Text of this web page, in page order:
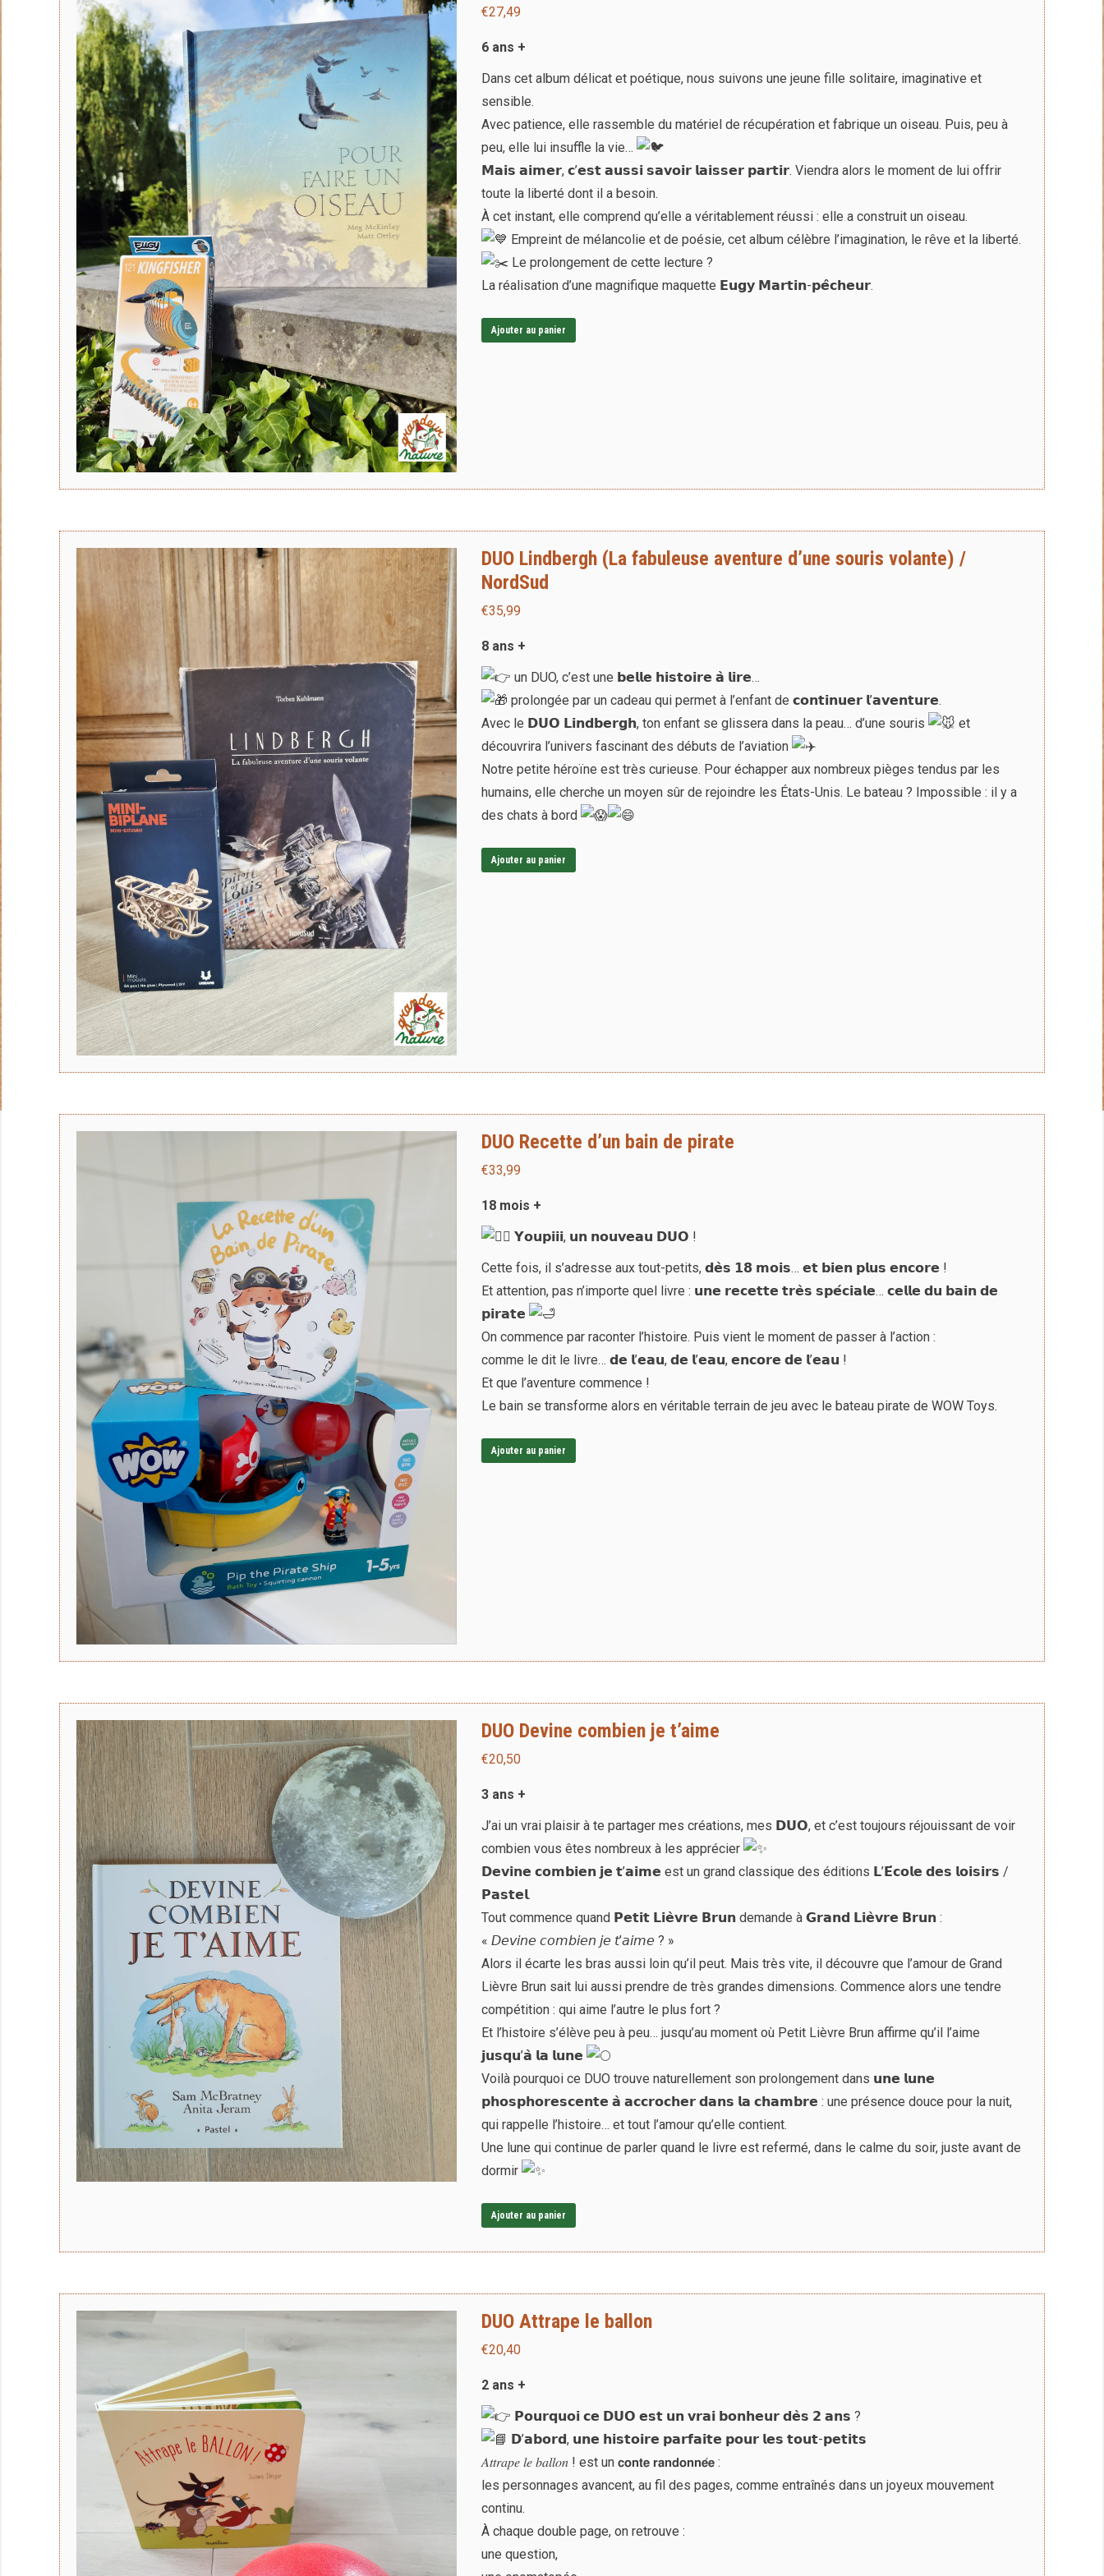
au
plus
ancien
€27,49
6 ans +
Dans cet album délicat et poétique, nous suivons une jeune fille solitaire, imaginative et
sensible.
Avec patience, elle rassemble du matériel de récupération et fabrique un oiseau. Puis, peu à
peu, elle lui insuffle la vie…
𝗠𝗮𝗶𝘀 𝗮𝗶𝗺𝗲𝗿, 𝗰’𝗲𝘀𝘁 𝗮𝘂𝘀𝘀𝗶 𝘀𝗮𝘃𝗼𝗶𝗿 𝗹𝗮𝗶𝘀𝘀𝗲𝗿 𝗽𝗮𝗿𝘁𝗶𝗿. Viendra alors le moment de lui offrir
toute la liberté dont il a besoin.
À cet instant, elle comprend qu’elle a véritablement réussi : elle a construit un oiseau.
Empreint de mélancolie et de poésie, cet album célèbre l’imagination, le rêve et la liberté.
Le prolongement de cette lecture ?
La réalisation d’une magnifique maquette 𝗘𝘂𝗴𝘆 𝗠𝗮𝗿𝘁𝗶𝗻-𝗽𝗲̂𝗰𝗵𝗲𝘂𝗿.
Ajouter au panier
DUO Lindbergh (La fabuleuse aventure d’une souris volante) /
NordSud
€35,99
8 ans +
un DUO, c’est une 𝗯𝗲𝗹𝗹𝗲 𝗵𝗶𝘀𝘁𝗼𝗶𝗿𝗲 𝗮̀ 𝗹𝗶𝗿𝗲…
prolongée par un cadeau qui permet à l’enfant de 𝗰𝗼𝗻𝘁𝗶𝗻𝘂𝗲𝗿 𝗹’𝗮𝘃𝗲𝗻𝘁𝘂𝗿𝗲.
Avec le 𝗗𝗨𝗢 𝗟𝗶𝗻𝗱𝗯𝗲𝗿𝗴𝗵, ton enfant se glissera dans la peau… d’une souris
et
découvrira l’univers fascinant des débuts de l’aviation
Notre petite héroïne est très curieuse. Pour échapper aux nombreux pièges tendus par les
humains, elle cherche un moyen sûr de rejoindre les États-Unis. Le bateau ? Impossible : il y a
des chats à bord
Ajouter au panier
DUO Recette d’un bain de pirate
€33,99
18 mois +
𝗬𝗼𝘂𝗽𝗶𝗶𝗶, 𝘂𝗻 𝗻𝗼𝘂𝘃𝗲𝗮𝘂 𝗗𝗨𝗢 !
Cette fois, il s’adresse aux tout-petits, 𝗱𝗲̀𝘀 𝟭𝟴 𝗺𝗼𝗶𝘀… 𝗲𝘁 𝗯𝗶𝗲𝗻 𝗽𝗹𝘂𝘀 𝗲𝗻𝗰𝗼𝗿𝗲 !
Et attention, pas n’importe quel livre : 𝘂𝗻𝗲 𝗿𝗲𝗰𝗲𝘁𝘁𝗲 𝘁𝗿𝗲̀𝘀 𝘀𝗽𝗲́𝗰𝗶𝗮𝗹𝗲… 𝗰𝗲𝗹𝗹𝗲 𝗱𝘂 𝗯𝗮𝗶𝗻 𝗱𝗲
𝗽𝗶𝗿𝗮𝘁𝗲
On commence par raconter l’histoire. Puis vient le moment de passer à l’action :
comme le dit le livre… 𝗱𝗲 𝗹’𝗲𝗮𝘂, 𝗱𝗲 𝗹’𝗲𝗮𝘂, 𝗲𝗻𝗰𝗼𝗿𝗲 𝗱𝗲 𝗹’𝗲𝗮𝘂 !
Et que l’aventure commence !
Le bain se transforme alors en véritable terrain de jeu avec le bateau pirate de WOW Toys.
Ajouter au panier
DUO Devine combien je t’aime
€20,50
3 ans +
J’ai un vrai plaisir à te partager mes créations, mes 𝗗𝗨𝗢, et c’est toujours réjouissant de voir
combien vous êtes nombreux à les apprécier
𝗗𝗲𝘃𝗶𝗻𝗲 𝗰𝗼𝗺𝗯𝗶𝗲𝗻 𝗷𝗲 𝘁’𝗮𝗶𝗺𝗲 est un grand classique des éditions 𝗟’𝗘́𝗰𝗼𝗹𝗲 𝗱𝗲𝘀 𝗹𝗼𝗶𝘀𝗶𝗿𝘀 /
𝗣𝗮𝘀𝘁𝗲𝗹.
Tout commence quand 𝗣𝗲𝘁𝗶𝘁 𝗟𝗶𝗲̀𝘃𝗿𝗲 𝗕𝗿𝘂𝗻 demande à 𝗚𝗿𝗮𝗻𝗱 𝗟𝗶𝗲̀𝘃𝗿𝗲 𝗕𝗿𝘂𝗻 :
« 𝘋𝘦𝘷𝘪𝘯𝘦 𝘤𝘰𝘮𝘣𝘪𝘦𝘯 𝘫𝘦 𝘵’𝘢𝘪𝘮𝘦 ? »
Alors il écarte les bras aussi loin qu’il peut. Mais très vite, il découvre que l’amour de Grand
Lièvre Brun sait lui aussi prendre de très grandes dimensions. Commence alors une tendre
compétition : qui aime l’autre le plus fort ?
Et l’histoire s’élève peu à peu… jusqu’au moment où Petit Lièvre Brun affirme qu’il l’aime
𝗷𝘂𝘀𝗾𝘂’𝗮̀ 𝗹𝗮 𝗹𝘂𝗻𝗲
Voilà pourquoi ce DUO trouve naturellement son prolongement dans 𝘂𝗻𝗲 𝗹𝘂𝗻𝗲
𝗽𝗵𝗼𝘀𝗽𝗵𝗼𝗿𝗲𝘀𝗰𝗲𝗻𝘁𝗲 𝗮̀ 𝗮𝗰𝗰𝗿𝗼𝗰𝗵𝗲𝗿 𝗱𝗮𝗻𝘀 𝗹𝗮 𝗰𝗵𝗮𝗺𝗯𝗿𝗲 : une présence douce pour la nuit,
qui rappelle l’histoire… et tout l’amour qu’elle contient.
Une lune qui continue de parler quand le livre est refermé, dans le calme du soir, juste avant de
dormir
Ajouter au panier
DUO Attrape le ballon
€20,40
2 ans +
𝗣𝗼𝘂𝗿𝗾𝘂𝗼𝗶 𝗰𝗲 𝗗𝗨𝗢 𝗲𝘀𝘁 𝘂𝗻 𝘃𝗿𝗮𝗶 𝗯𝗼𝗻𝗵𝗲𝘂𝗿 𝗱𝗲̀𝘀 𝟮 𝗮𝗻𝘀 ?
𝗗’𝗮𝗯𝗼𝗿𝗱, 𝘂𝗻𝗲 𝗵𝗶𝘀𝘁𝗼𝗶𝗿𝗲 𝗽𝗮𝗿𝗳𝗮𝗶𝘁𝗲 𝗽𝗼𝘂𝗿 𝗹𝗲𝘀 𝘁𝗼𝘂𝘁-𝗽𝗲𝘁𝗶𝘁𝘀
𝐴𝑡𝑡𝑟𝑎𝑝𝑒 𝑙𝑒 𝑏𝑎𝑙𝑙𝑜𝑛 ! est un 𝗰𝗼𝗻𝘁𝗲 𝗿𝗮𝗻𝗱𝗼𝗻𝗻𝗲́𝗲 :
les personnages avancent, au fil des pages, comme entraînés dans un joyeux mouvement
continu.
À chaque double page, on retrouve :
une question,